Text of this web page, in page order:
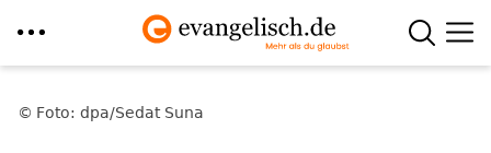
zumFoto: dpa/Sedat Suna